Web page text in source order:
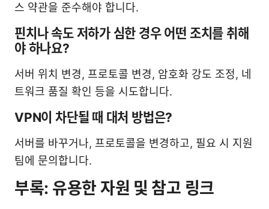
스 약관을 준수해야 합니다.
핀치나 속도 저하가 심한 경우 어떤 조치를 취해
야 하나요?
서버 위치 변경, 프로토콜 변경, 암호화 강도 조정, 네
트워크 품질 확인 등을 시도합니다.
VPN이 차단될 때 대처 방법은?
서버를 바꾸거나, 프로토콜을 변경하고, 필요 시 지원
팀에 문의합니다.
부록: 유용한 자원 및 참고 링크